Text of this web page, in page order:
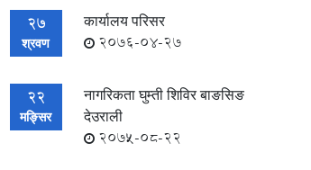
27
श्रवण
कार्यालय परिसर
2076-04-27
22
मङ्सिर
नागरिकता घुम्ती शिविर बाङसिङ
देउराली
2075-08-22